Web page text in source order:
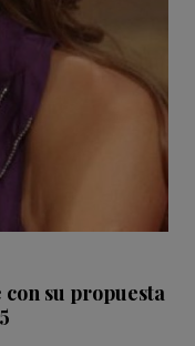
su propuesta